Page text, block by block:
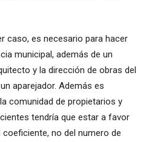
caso, es necesario para hacer
municipal, además de un
y la dirección de obras del
aparejador. Además es
comunidad de propietarios y
tendría que estar a favor
no del numero de